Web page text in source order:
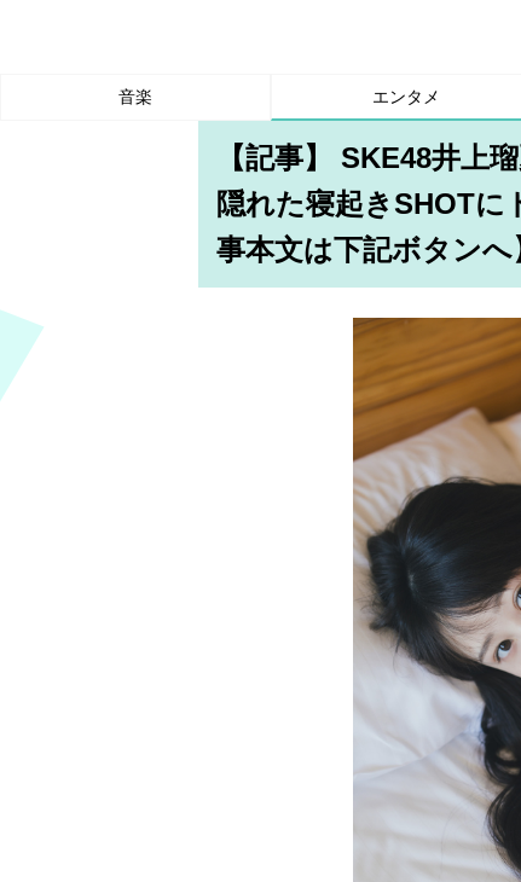
音楽 エンタメ
【記事】 SKE48井上
隠れた寝起きSHOTに
事本文は下記ボタンへ